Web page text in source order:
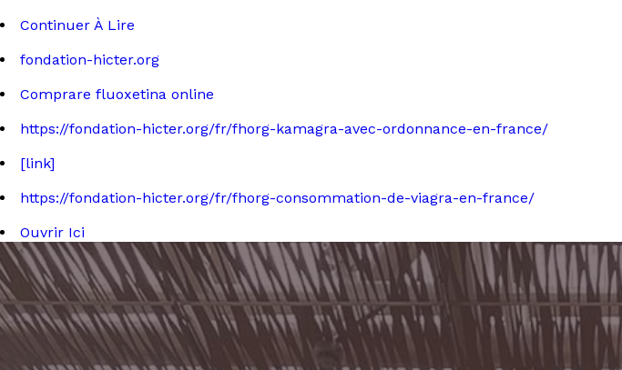
Continuer À Lire
fondation-hicter.org
Comprare fluoxetina online
https://fondation-hicter.org/fr/fhorg-kamagra-avec-ordonnance-en-france/
[link]
https://fondation-hicter.org/fr/fhorg-consommation-de-viagra-en-france/
Ouvrir Ici